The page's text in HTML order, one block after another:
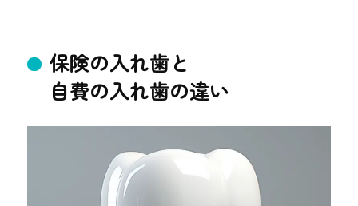
保険の入れ歯と
自費の入れ歯の違い